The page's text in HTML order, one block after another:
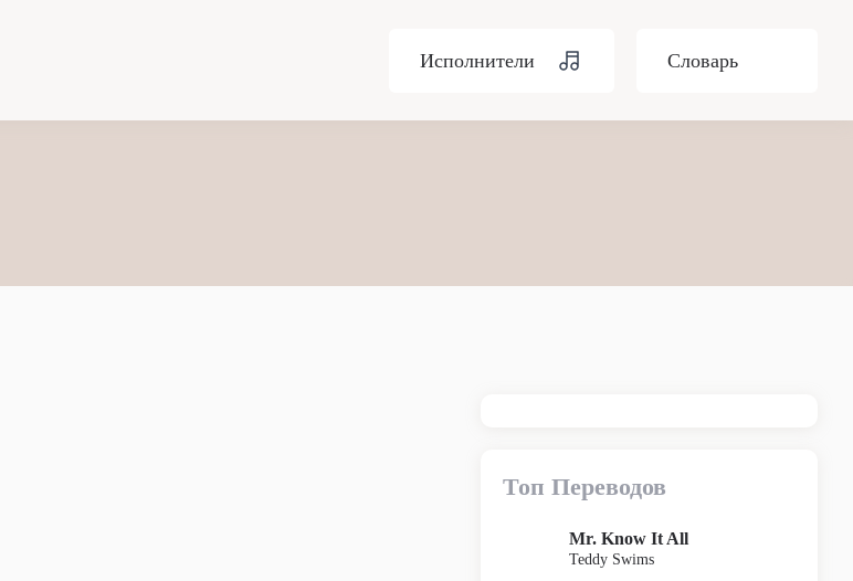
Исполнители Словарь
Топ Переводов
Mr. Know It All
Teddy Swims